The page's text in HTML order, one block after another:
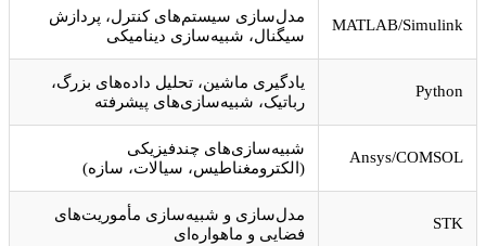
MATLAB/Simulink
مدل‌سازی سیستم‌های کنترل، پردازش
سیگنال، شبیه‌سازی دینامیکی
Python
یادگیری ماشین، تحلیل داده‌های بزرگ،
رباتیک، شبیه‌سازی‌های پیشرفته
Ansys/COMSOL
شبیه‌سازی‌های چندفیزیکی
(الکترومغناطیس، سیالات، سازه)
STK
مدل‌سازی و شبیه‌سازی مأموریت‌های
فضایی و ماهواره‌ای